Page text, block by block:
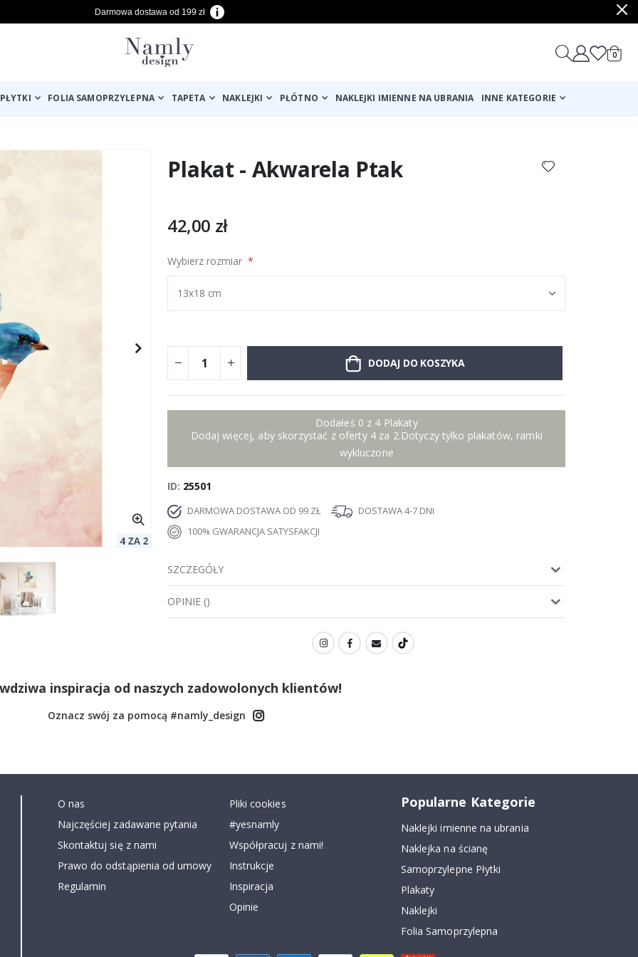
Darmowa dostawa od 199 zł
Cart
0
FOLIA SAMOPRZYLEPNA TAPETA NAKLEJKI PŁÓTNO NAKLEJKI IMIENNE NA UBRANIA INNE KATEGORIE
Plakat - Akwarela Ptak
42,00 zł
Wybierz rozmiar
DODAJ DO KOSZYKA
Dodałeś 0 z 4 Plakaty
Dodaj więcej, aby skorzystać z oferty 4 za 2.Dotyczy tylko plakatów, ramki
wykluczone
ID 25501
DARMOWA DOSTAWA OD 99 ZŁ
DOSTAWA 4-7 DNI
100% GWARANCJA SATYSFAKCJI
SZCZEGÓŁY
OPINIE ()
inspiracja od naszych zadowolonych klientów!
Oznacz swój za pomocą #namly_design
O nas
Najczęściej zadawane pytania
Skontaktuj się z nami
Prawo do odstąpienia od umowy
Regulamin
Pliki cookies
#yesnamly
Współpracuj z nami!
Instrukcje
Inspiracja
Opinie
Popularne Kategorie
Naklejki imienne na ubrania
Naklejka na ścianę
Samoprzylepne Płytki
Plakaty
Naklejki
Folia Samoprzylepna